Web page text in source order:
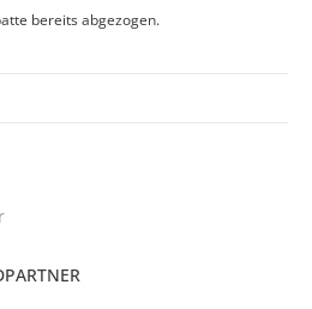
bereits abgezogen.